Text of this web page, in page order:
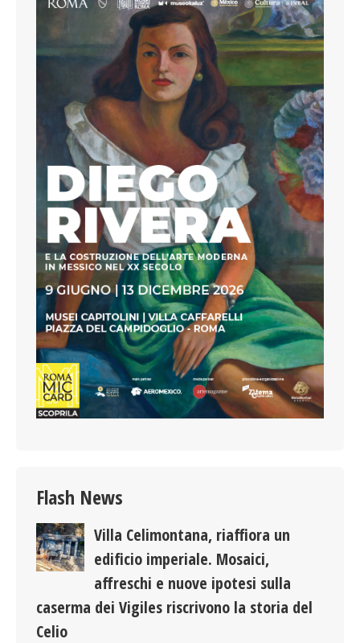
Flash News
Villa Celimontana, riaffiora un
edificio imperiale. Mosaici,
affreschi e nuove ipotesi sulla
caserma dei Vigiles riscrivono la storia del
Celio